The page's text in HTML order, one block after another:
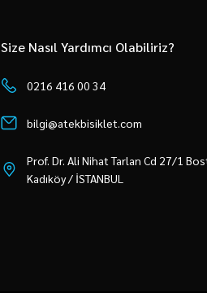
Size Nasıl Yardımcı Olabiliriz?
0216 416 00 34
bilgi@atekbisiklet.com
Prof. Dr. Ali Nihat Tarlan Cd 27/1
Kadıköy / İSTANBUL